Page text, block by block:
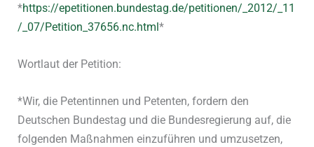
*https://epetitionen.bundestag.de/petitionen/_2012/_11
/_07/Petition_37656.nc.html*
Wortlaut der Petition:
*Wir, die Petentinnen und Petenten, fordern den
Deutschen Bundestag und die Bundesregierung auf, die
folgenden Maßnahmen einzuführen und umzusetzen,